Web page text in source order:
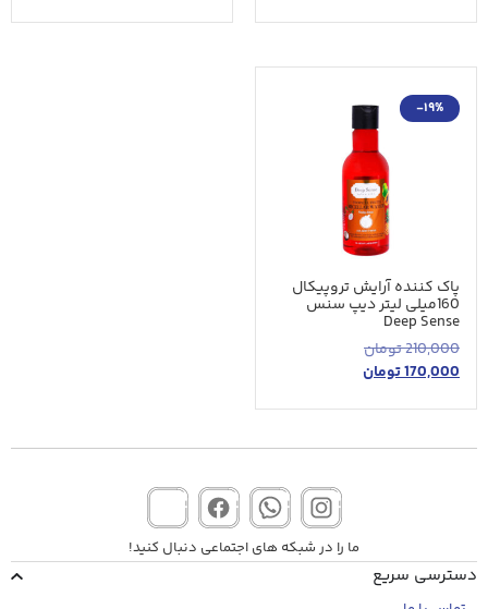
-19%
پاک کننده آرایش تروپیکال
160میلی لیتر دیپ سنس
Deep Sense
210,000تومان
170,000تومان
ما را در شبکه های اجتماعی دنبال کنید!
دسترسی سریع